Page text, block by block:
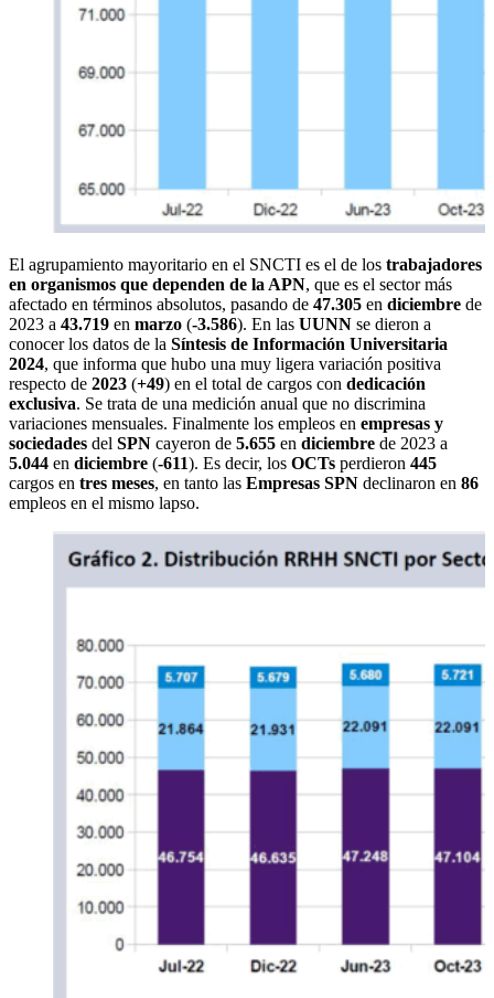
El agrupamiento mayoritario en el SNCTI es el de los trabajadores
en organismos que dependen de la APN, que es el sector más
afectado en términos absolutos, pasando de 47.305 en diciembre de
2023 a 43.719 en marzo (-3.586). En las UUNN se dieron a
conocer los datos de la Síntesis de Información Universitaria
2024, que informa que hubo una muy ligera variación positiva
respecto de 2023 (+49) en el total de cargos con dedicación
exclusiva. Se trata de una medición anual que no discrimina
variaciones mensuales. Finalmente los empleos en empresas y
sociedades del SPN cayeron de 5.655 en diciembre de 2023 a
5.044 en diciembre (-611). Es decir, los OCTs perdieron 445
cargos en tres meses, en tanto las Empresas SPN declinaron en 86
empleos en el mismo lapso.